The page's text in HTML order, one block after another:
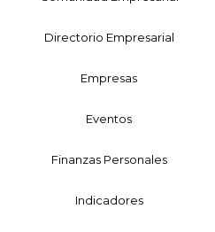
Directorio Empresarial
Empresas
Eventos
Finanzas Personales
Indicadores